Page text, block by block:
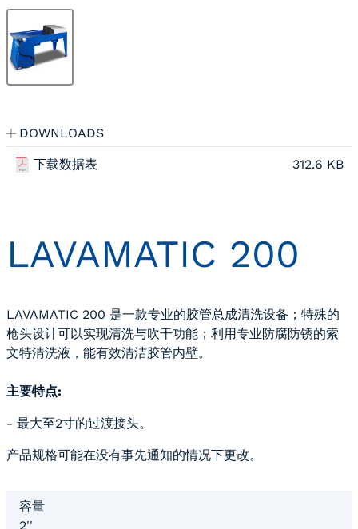
DOWNLOADS
下载数据表 312.6 KB
LAVAMATIC 200
LAVAMATIC 200 是一款专业的胶管总成清洗设备；特殊的
枪头设计可以实现清洗与吹干功能；利用专业防腐防锈的索
文特清洗液，能有效清洁胶管内壁。
主要特点:
- 最大至2寸的过渡接头。
产品规格可能在没有事先通知的情况下更改。
容量
2''